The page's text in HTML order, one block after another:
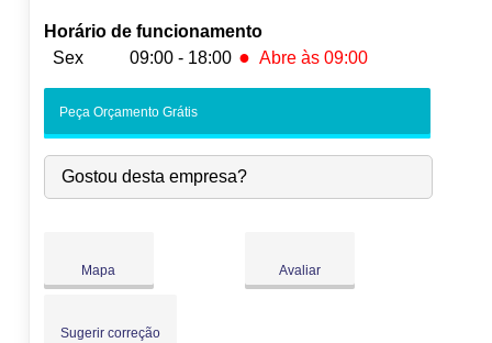
Horário de funcionamento
Sex
09:00 - 18:00 ● Abre às 09:00
-
Qua:
09:00-18:00
Qui:
09:00-18:00
●
Peça Orçamento Grátis
Gostou desta empresa?
Mapa Avaliar
Sugerir correção